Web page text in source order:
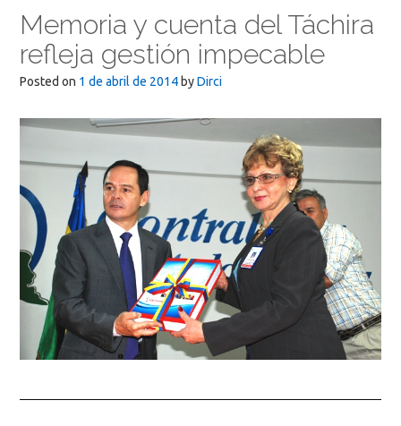
Memoria y cuenta del Táchira
refleja gestión impecable
Posted on 1 de abril de 2014 byDirci